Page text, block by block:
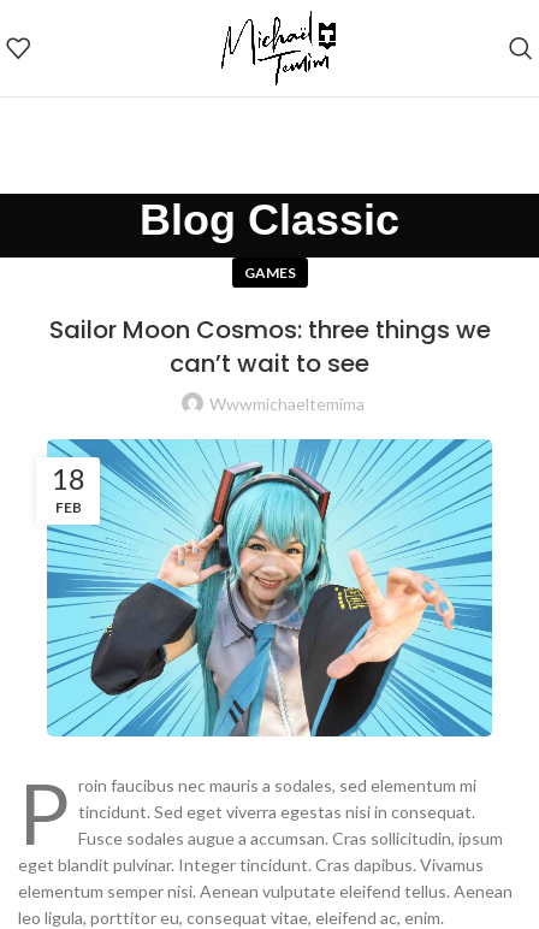
Blog Classic
GAMES
Sailor Moon Cosmos: three things we
can’t wait to see
Wwwmichaeltemima
18
FEB
P roin faucibus nec mauris a sodales, sed elementum mi
tincidunt. Sed eget viverra egestas nisi in consequat.
Fusce sodales augue a accumsan. Cras sollicitudin, ipsum
eget blandit pulvinar. Integer tincidunt. Cras dapibus. Vivamus
elementum semper nisi. Aenean vulputate eleifend tellus. Aenean
leo ligula, porttitor eu, consequat vitae, eleifend ac, enim.